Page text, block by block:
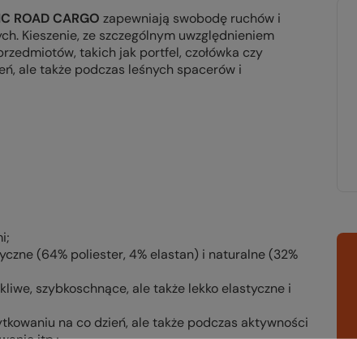
ROAD CARGO zapewniają swobodę ruchów i
Kieszenie, ze szczególnym uwzględnieniem
takich jak portfel, czołówka czy
ale także podczas leśnych spacerów i
(64% poliester, 4% elastan) i naturalne (32%
szybkoschnące, ale także lekko elastyczne i
na co dzień, ale także podczas aktywności